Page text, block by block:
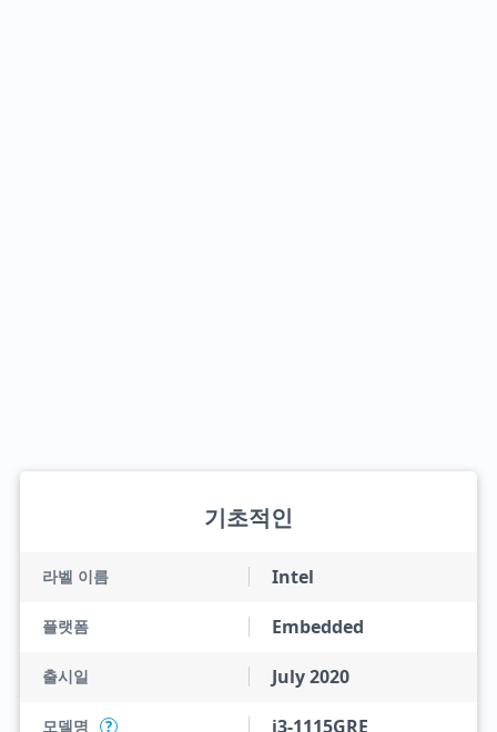
기초적인
라벨 이름 Intel
플랫폼 Embedded
출시일 July 2020
모델명 ? i3-1115GRE